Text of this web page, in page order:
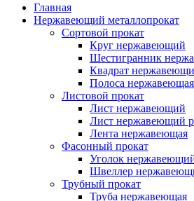
Главная
Нержавеющий металлопрокат
Сортовой прокат
Круг нержавеющий
Шестигранник
Квадрат
Полоса нержавеющая
Листовой прокат
Лист нержавеющий
Лист нержавеющий
Лента нержавеющая
Фасонный прокат
Уголок
Швеллер
Трубный прокат
Труба нержавеющая